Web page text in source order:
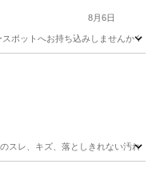
8月6日
トへお持ち込みしませんか？
スレ、キズ、落としきれない汚